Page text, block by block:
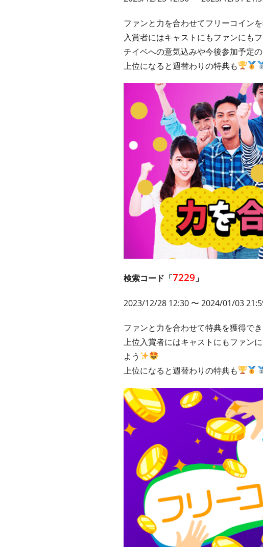
ファンと力を合わせてフリーコイン
入賞者にはキャストにもファンにも
チイベへの意気込みや今後参加予定
上位になると週替わりの特典も
検索コード「7229 」
2023/12/28 12:30 〜 2024/01/03
ファンと力を合わせて特典を獲得で
上位入賞者にはキャストにもファン
よう
上位になると週替わりの特典も